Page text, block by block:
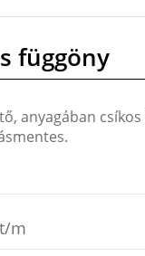
függöny
anyagában
/m